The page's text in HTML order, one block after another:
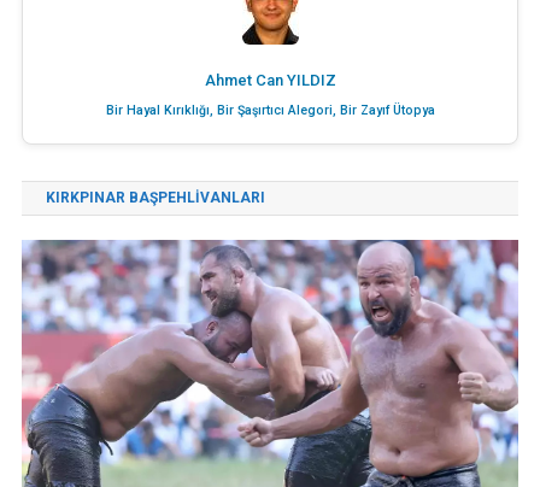
Ahmet Can YILDIZ
Bir Hayal Kırıklığı, Bir Şaşırtıcı Alegori, Bir Zayıf Ütopya
KIRKPINAR BAŞPEHLİVANLARI